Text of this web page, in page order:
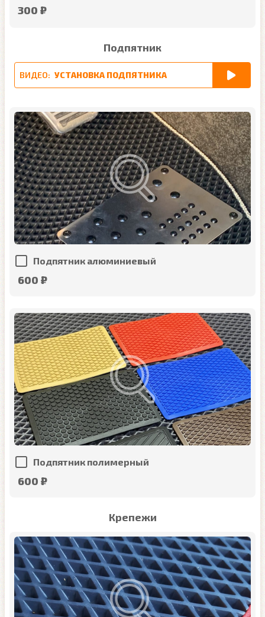
300 ₽
Подпятник
ВИДЕО: УСТАНОВКА ПОДПЯТНИКА
Подпятник алюминиевый
600 ₽
Подпятник полимерный
600 ₽
Крепежи